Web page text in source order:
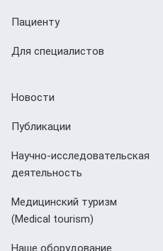
Пациенту
Для специалистов
Новости
Публикации
Научно-исследовательская
деятельность
Медицинский туризм
(Мedical tourism)
Наше оборудование